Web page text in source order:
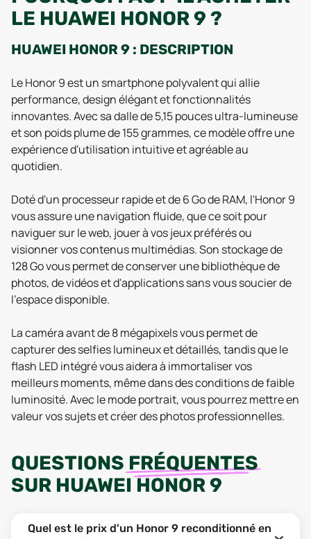
LE HUAWEI HONOR 9 ?
HUAWEI HONOR 9 : DESCRIPTION
Le Honor 9 est un smartphone polyvalent qui allie
performance, design élégant et fonctionnalités
innovantes. Avec sa dalle de 5,15 pouces ultra-lumineuse
et son poids plume de 155 grammes, ce modèle offre une
expérience d'utilisation intuitive et agréable au
quotidien.
Doté d'un processeur rapide et de 6 Go de RAM, l'Honor 9
vous assure une navigation fluide, que ce soit pour
naviguer sur le web, jouer à vos jeux préférés ou
visionner vos contenus multimédias. Son stockage de
128 Go vous permet de conserver une bibliothèque de
photos, de vidéos et d'applications sans vous soucier de
l'espace disponible.
La caméra avant de 8 mégapixels vous permet de
capturer des selfies lumineux et détaillés, tandis que le
flash LED intégré vous aidera à immortaliser vos
meilleurs moments, même dans des conditions de faible
luminosité. Avec le mode portrait, vous pourrez mettre en
valeur vos sujets et créer des photos professionnelles.
QUESTIONS FRÉQUENTES
SUR HUAWEI HONOR 9
Quel est le prix d'un Honor 9 reconditionné en